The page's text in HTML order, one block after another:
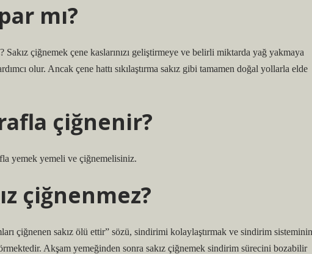
mı?
Sakız çiğnemek çene kaslarınızı geliştirmeye ve belirli miktarda yağ yakmaya
olur. Ancak çene hattı sıkılaştırma sakız gibi tamamen doğal yollarla elde
çiğnenir?
yemek yemeli ve çiğnemelisiniz.
çiğnenmez?
çiğnenen sakız ölü ettir” sözü, sindirimi kolaylaştırmak ve sindirim sisteminin
Akşam yemeğinden sonra sakız çiğnemek sindirim sürecini bozabilir